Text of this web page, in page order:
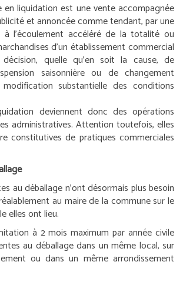
en liquidation est une vente accompagnée
et annoncée comme tendant, par une
l’écoulement accéléré de la totalité ou
d’un établissement commercial
quelle qu’en soit la cause, de
saisonnière ou de changement
substantielle des conditions
deviennent donc des opérations
administratives. Attention toutefois, elles
constitutives de pratiques commerciales
au déballage n’ont désormais plus besoin
au maire de la commune sur le
elles ont lieu.
à 2 mois maximum par année civile
au déballage dans un même local, sur
ou dans un même arrondissement